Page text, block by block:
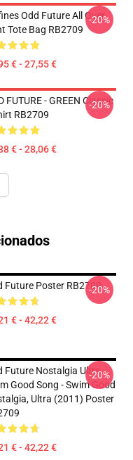
Odd Future All Over
Tote Bag RB2709
€ - 27,55 €
-20%
FUTURE - GREEN Classic
RB2709
€ - 28,06 €
-20%
Future Poster RB2709
€ - 42,22 €
-20%
Future Nostalgia Ultra -
Good Song - Swim Good
Ultra (2011) Poster
€ - 42,22 €
-20%